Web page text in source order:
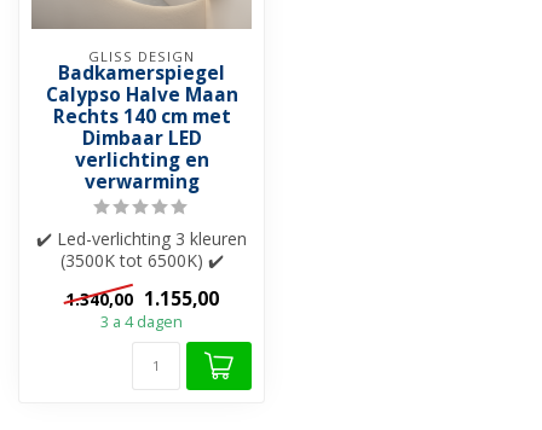
GLISS DESIGN
Badkamerspiegel
Calypso Halve Maan
Rechts 140 cm met
Dimbaar LED
verlichting en
verwarming
✔️ Led-verlichting 3 kleuren
(3500K tot 6500K) ✔️
Dimbaar ✔️ Touch
bediening ✔️ ...
1.340,00 1.155,00
3 a 4 dagen